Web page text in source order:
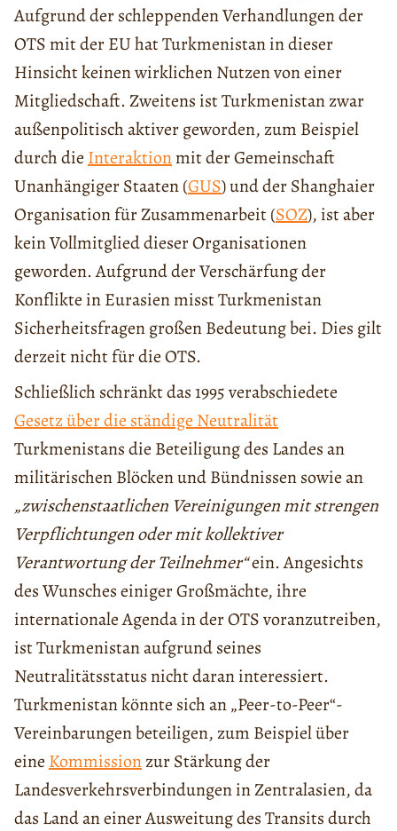
Aufgrund der schleppenden Verhandlungen der
OTS mit der EU hat Turkmenistan in dieser
Hinsicht keinen wirklichen Nutzen von einer
Mitgliedschaft. Zweitens ist Turkmenistan zwar
außenpolitisch aktiver geworden, zum Beispiel
durch die Interaktionmit der Gemeinschaft
Unanhängiger Staaten (GUS) und der Shanghaier
Organisation für Zusammenarbeit (SOZ), ist aber
kein Vollmitglied dieser Organisationen
geworden. Aufgrund der Verschärfung der
Konflikte in Eurasien misst Turkmenistan
Sicherheitsfragen großen Bedeutung bei. Dies gilt
derzeit nicht für die OTS.
Schließlich schränkt das 1995 verabschiedete
Gesetz über die ständige Neutralität
Turkmenistans die Beteiligung des Landes an
militärischen Blöcken und Bündnissen sowie an
„zwischenstaatlichen Vereinigungen mit strengen
Verpflichtungen oder mit kollektiver
Verantwortung der Teilnehmer“ein. Angesichts
des Wunsches einiger Großmächte, ihre
internationale Agenda in der OTS voranzutreiben,
ist Turkmenistan aufgrund seines
Neutralitätsstatus nicht daran interessiert.
Turkmenistan könnte sich an „Peer-to-Peer“-
Vereinbarungen beteiligen, zum Beispiel über
eine Kommissionzur Stärkung der
Landesverkehrsverbindungen in Zentralasien, da
das Land an einer Ausweitung des Transits durch